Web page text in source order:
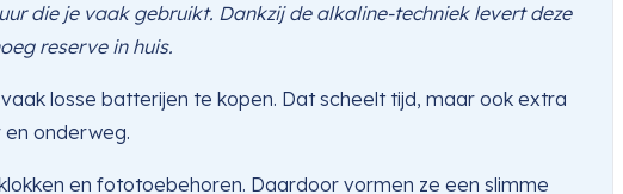
die je vaak gebruikt. Dankzij de alkaline-techniek levert deze
reserve in huis.
losse batterijen te kopen. Dat scheelt tijd, maar ook extra
onderweg.
en fototoebehoren. Daardoor vormen ze een slimme